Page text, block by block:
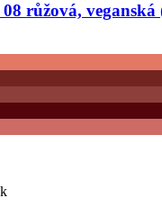
růžová, veganská